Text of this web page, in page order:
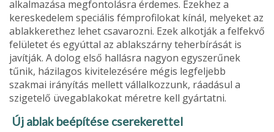
alkalmazása megfontolásra érdemes. Ezekhez a
kereskedelem speciális fémprofilokat kínál, melyeket az
ablakkerethez lehet csavarozni. Ezek alkotják a felfekvő
felületet és egyúttal az ablakszárny teherbírását is
javítják. A dolog első hallásra nagyon egyszerűnek
tűnik, házilagos kivi­telezésére mégis legfeljebb
szakmai irányítás mellett vállalkozzunk, ráadásul a
szigetelő üveg­ablakokat méretre kell gyártatni.
Új ablak beépítése cserekerettel